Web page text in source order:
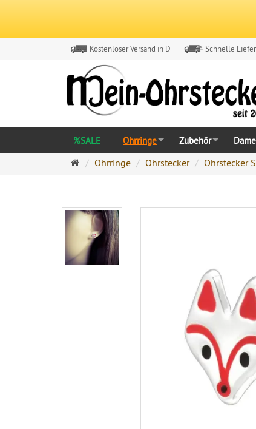
Kostenloser Versand in D Schnelle
%SALE Ohrringe Zubehör
Ohrringe
Ohrringe Ohrstecker Ohrstecker